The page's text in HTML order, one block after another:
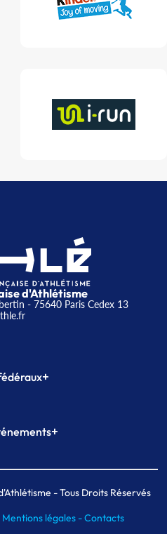
d'Athlétisme
- 75640 Paris Cedex 13
+
Formation
+
Paris indoor
de Paris- Tous Droits Réservés
Mentions légales -Contacts